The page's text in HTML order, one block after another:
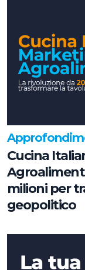
Cucina
milioni per
geopolitico